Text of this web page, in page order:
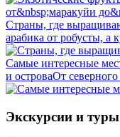
Страны, где
арабика от робусты, а
Самые интересные
и островаОт
Экскурсии и туры